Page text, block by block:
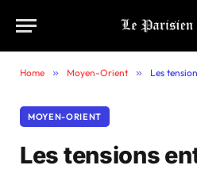
Home » Moyen-Orient » Les tensions entre
MOYEN-ORIENT
Les tensions